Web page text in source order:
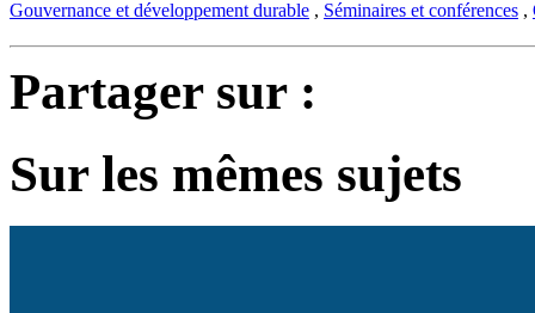
Gouvernance et développement durable , Séminaires et conférences ,
Partager sur :
Sur les mêmes sujets